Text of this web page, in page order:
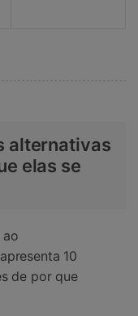
alternativas
elas se
ao
10
de por que